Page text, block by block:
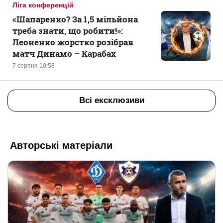
Ліга конференцій
7 серпня 10:58
«Шапаренко? За 1,5 мільйона
треба знати, що робити!»:
Леоненко жорстко розібрав
матч Динамо – Карабах
Всі ексклюзиви
Авторські матеріали